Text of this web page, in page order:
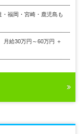
福岡・宮崎・鹿児島も
月給30万円～60万円 ＋